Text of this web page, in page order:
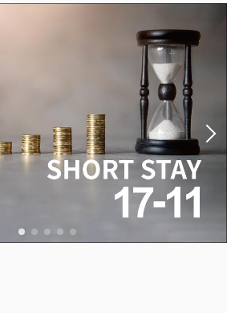
税・手数料込
16,199 円
大人 1名 1室
税・手数料込
合計 16,700
2
今すぐ予約